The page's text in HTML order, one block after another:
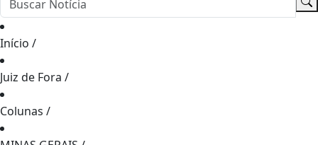
Início /
Juiz de Fora /
Colunas /